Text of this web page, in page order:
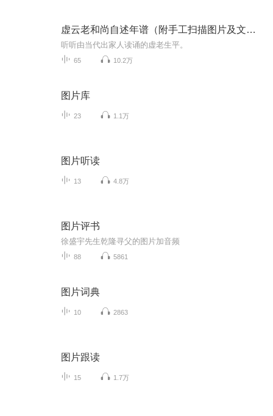
虚云老和尚自述年谱（附手工扫描图片及文稿）
听听由当代出家人读诵的虚老生平。
65 10.2万
图片库
23 1.1万
图片听读
13 4.8万
图片评书
徐盛宇先生乾隆寻父的图片加音频
88 5861
图片词典
10 2863
图片跟读
15 1.7万